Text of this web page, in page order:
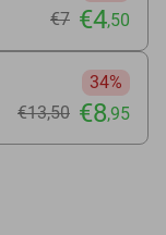
€7 €4,50
34%
€13,50 €8,95